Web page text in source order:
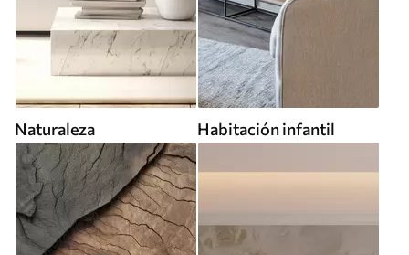
Naturaleza Habitación infantil